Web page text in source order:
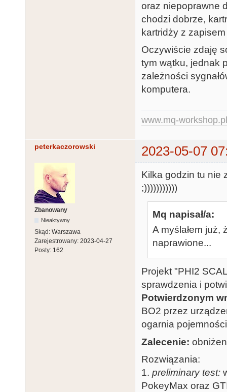
oraz niepoprawne
chodzi dobrze,
kartridży z
Oczywiście zdaję
tym wątku, jednak
zależności
komputera.
www.mq-workshop.pl
peterkaczorowski 2023-05-07
Zbanowany
Nieaktywny
Skąd: Warszawa
Zarejestrowany: 2023-04-27
Posty: 162
Kilka godzin tu nie
;)))))))))))
Mq napisał/a:
A myślałem już,
naprawione...
Projekt "PHI2
sprawdzenia i
Potwierdzonym
BO2 przez
ogarnia
Zalecenie:
Rozwiązania:
1. preliminary test:
PokeyMax oraz